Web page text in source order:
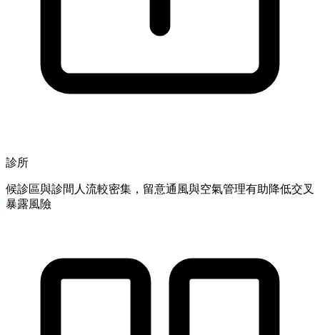
診所
候診區與診間人流較密集，留意通風與空氣管理有助降低交叉
暴露風險